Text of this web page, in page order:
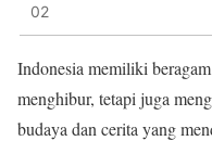
02
Indonesia memiliki
menghibur, tetapi juga
budaya dan cerita yang